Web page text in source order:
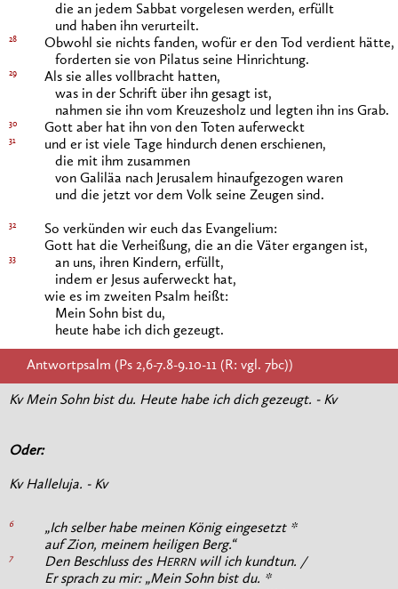
die an jedem Sabbat vorgelesen werden, erfüllt
und haben ihn verurteilt.
28
Obwohl sie nichts fanden, wofür er den Tod verdient hätte,
forderten sie von Pilatus seine Hinrichtung.
29
Als sie alles vollbracht hatten,
was in der Schrift über ihn gesagt ist,
nahmen sie ihn vom Kreuzesholz und legten ihn ins Grab.
30 Gott aber hat ihn von den Toten auferweckt
31
und er ist viele Tage hindurch denen erschienen,
die mit ihm zusammen
von Galiläa nach Jerusalem hinaufgezogen waren
und die jetzt vor dem Volk seine Zeugen sind.
32
So verkünden wir euch das Evangelium:
Gott hat die Verheißung, die an die Väter ergangen ist,
33
an uns, ihren Kindern, erfüllt,
indem er Jesus auferweckt hat,
wie es im zweiten Psalm heißt:
Mein Sohn bist du,
heute habe ich dich gezeugt.
Antwortpsalm (Ps 2,6-7.8-9.10-11 (R: vgl. 7bc))
Kv Mein Sohn bist du. Heute habe ich dich gezeugt. - Kv
Oder:
Kv Halleluja. - Kv
6
„Ich selber habe meinen König eingesetzt *
auf Zion, meinem heiligen Berg.“
7 Den Beschluss des HERRNwill ich kundtun. /
Er sprach zu mir: „Mein Sohn bist du. *